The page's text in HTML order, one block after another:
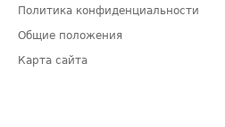
Политика конфиденциальности
Общие положения
Карта сайта